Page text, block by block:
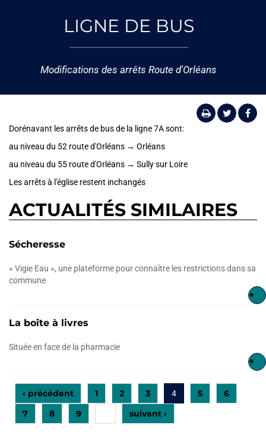
LIGNE DE BUS
Modifications des arrêts Route d'Orléans
Dorénavant les arrêts de bus de la ligne 7A sont:
au niveau du 52 route d'Orléans → Orléans
au niveau du 55 route d'Orléans → Sully sur Loire
Les arrêts à l'église restent inchangés
ACTUALITÉS SIMILAIRES
Sécheresse
« Vigie Eau », une plateforme pour connaître les restrictions dans sa
commune
+
La boîte à livres
Située en face de la pharmacie
+
‹ précédent 1 2 3 4 5
6
7
8 9 suivant ›